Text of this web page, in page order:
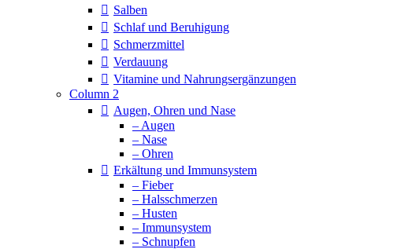
Salben
Schlaf und Beruhigung
Schmerzmittel
Verdauung
Vitamine und Nahrungsergänzungen
Column 2
Augen, Ohren und Nase
– Augen
– Nase
– Ohren
Erkältung und Immunsystem
– Fieber
– Halsschmerzen
– Husten
– Immunsystem
– Schnupfen